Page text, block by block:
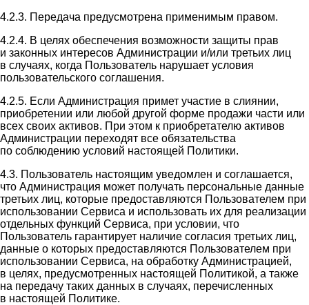
4.2.3. Передача предусмотрена применимым правом.
4.2.4. В целях обеспечения возможности защиты прав
и законных интересов Администрации и/или третьих лиц
в случаях, когда Пользователь нарушает условия
пользовательского соглашения.
4.2.5. Если Администрация примет участие в слиянии,
приобретении или любой другой форме продажи части или
всех своих активов. При этом к приобретателю активов
Администрации переходят все обязательства
по соблюдению условий настоящей Политики.
4.3. Пользователь настоящим уведомлен и соглашается,
что Администрация может получать персональные данные
третьих лиц, которые предоставляются Пользователем при
использовании Сервиса и использовать их для реализации
отдельных функций Сервиса, при условии, что
Пользователь гарантирует наличие согласия третьих лиц,
данные о которых предоставляются Пользователем при
использовании Сервиса, на обработку Администрацией,
в целях, предусмотренных настоящей Политикой, а также
на передачу таких данных в случаях, перечисленных
в настоящей Политике.